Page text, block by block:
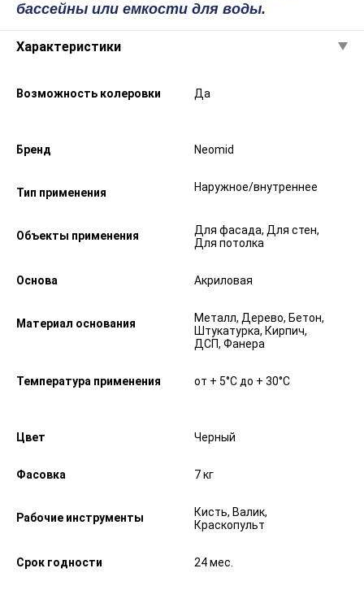
бассейны или емкости для воды.
Характеристики
Возможность колеровки Да
Бренд Neomid
Тип применения Наружное/внутреннее
Объекты применения
Для фасада, Для стен,
Для потолка
Основа Акриловая
Материал основания
Металл, Дерево, Бетон,
Штукатурка, Кирпич,
ДСП, Фанера
Температура применения от + 5°C до + 30°C
Цвет Черный
Фасовка 7 кг
Рабочие инструменты
Кисть, Валик,
Краскопульт
Срок годности 24 мес.